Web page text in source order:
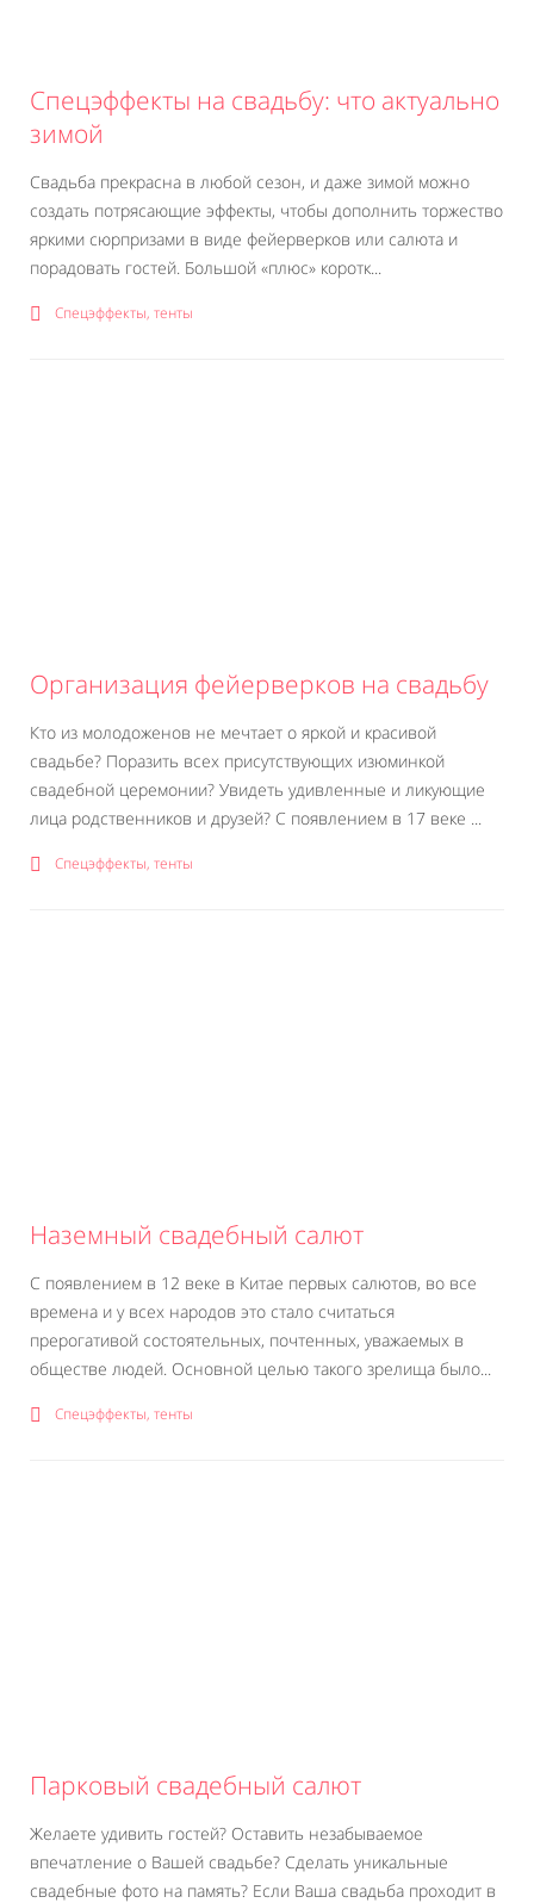
Спецэффекты на свадьбу: что актуально
зимой
Свадьба прекрасна в любой сезон, и даже зимой можно
создать потрясающие эффекты, чтобы дополнить торжество
яркими сюрпризами в виде фейерверков или салюта и
порадовать гостей. Большой «плюс» коротк...
Спецэффекты, тенты
Организация фейерверков на свадьбу
Кто из молодоженов не мечтает о яркой и красивой
свадьбе? Поразить всех присутствующих изюминкой
свадебной церемонии? Увидеть удивленные и ликующие
лица родственников и друзей? С появлением в 17 веке ...
Спецэффекты, тенты
Наземный свадебный салют
С появлением в 12 веке в Китае первых салютов, во все
времена и у всех народов это стало считаться
прерогативой состоятельных, почтенных, уважаемых в
обществе людей. Основной целью такого зрелища было...
Спецэффекты, тенты
Парковый свадебный салют
Желаете удивить гостей? Оставить незабываемое
впечатление о Вашей свадьбе? Сделать уникальные
свадебные фото на память? Если Ваша свадьба проходит в